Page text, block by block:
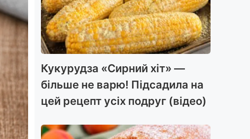
Кукурудза «Сирний хіт» —
більше не варю! Підсадила на
цей рецепт усіх подруг (відео)